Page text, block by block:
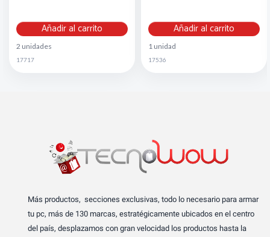
Añadir al carrito
2 unidades
17717
Añadir al carrito
1 unidad
17536
Más productos, secciones exclusivas, todo lo necesario para armar
tu pc, más de 130 marcas, estratégicamente ubicados en el centro
del país, desplazamos con gran velocidad los productos hasta la